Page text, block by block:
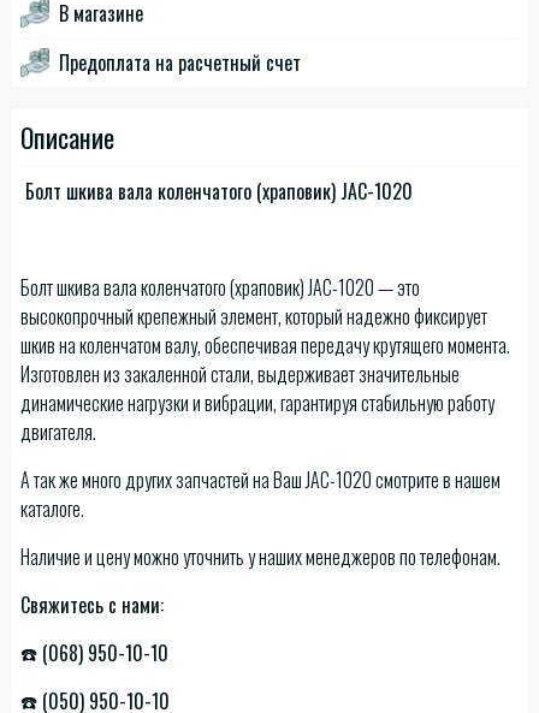
В магазине
Предоплата на расчетный счет
Описание
Болт шкива вала коленчатого (храповик) JAC-1020
Болт шкива вала коленчатого (храповик) JAC-1020 — это
высокопрочный крепежный элемент, который надежно фиксирует
шкив на коленчатом валу, обеспечивая передачу крутящего момента.
Изготовлен из закаленной стали, выдерживает значительные
динамические нагрузки и вибрации, гарантируя стабильную работу
двигателя.
А так же много других запчастей на Ваш JAC-1020 смотрите в нашем
каталоге.
Наличие и цену можно уточнить у наших менеджеров по телефонам.
Свяжитесь с нами:
☎️ (068) 950-10-10
☎️ (050) 950-10-10